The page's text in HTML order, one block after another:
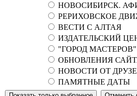
НОВОСИБИРСК.
РЕРИХОВСКОЕ
ВЕСТИ С АЛТАЯ
ИЗДАТЕЛЬСКИЙ
"ГОРОД
ОБНОВЛЕНИЯ
НОВОСТИ ОТ
ПАМЯТНЫЕ ДАТЫ